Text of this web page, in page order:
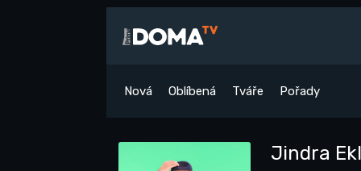
Nová Oblíbená Tváře Pořady
Jindra Ekl